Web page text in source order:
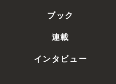
ブック
連載
インタビュー